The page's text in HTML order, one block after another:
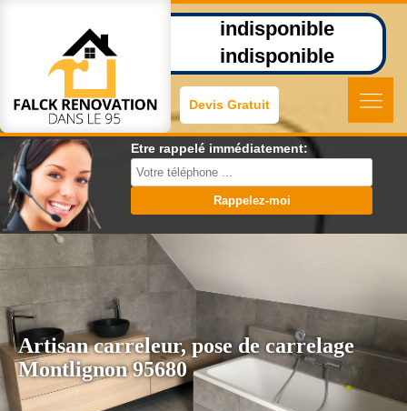
indisponible
indisponible
Devis Gratuit
Etre rappelé immédiatement:
Artisan carreleur, pose de carrelage
Montlignon 95680